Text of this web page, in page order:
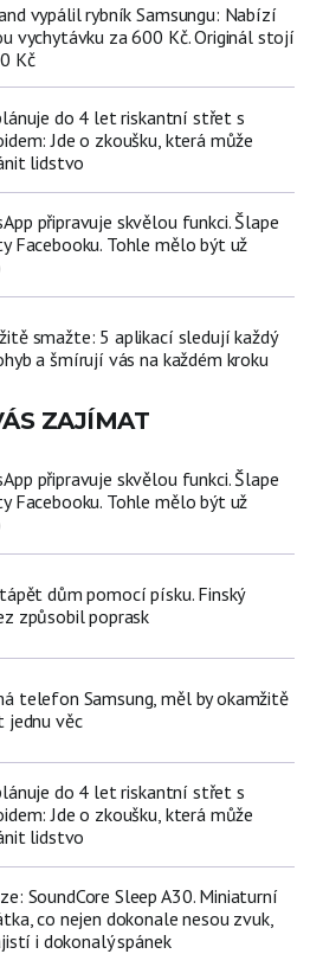
vypálil rybník Samsungu: Nabízí
vychytávku za 600 Kč. Originál stojí
Kč
do 4 let riskantní střet s
Jde o zkoušku, která může
lidstvo
připravuje skvělou funkci. Šlape
Facebooku. Tohle mělo být už
smažte: 5 aplikací sledují každý
a šmírují vás na každém kroku
ZAJÍMAT
připravuje skvělou funkci. Šlape
Facebooku. Tohle mělo být už
dům pomocí písku. Finský
způsobil poprask
telefon Samsung, měl by okamžitě
jednu věc
do 4 let riskantní střet s
Jde o zkoušku, která může
lidstvo
SoundCore Sleep A30. Miniaturní
co nejen dokonale nesou zvuk,
i dokonalý spánek